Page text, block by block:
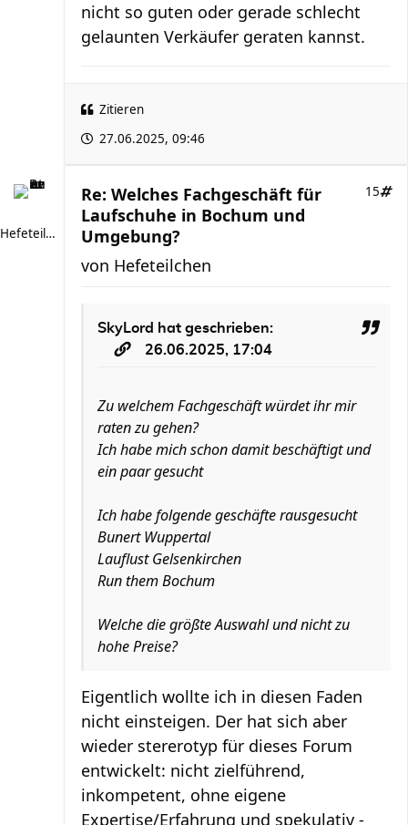
nicht so guten oder gerade schlecht
gelaunten Verkäufer geraten kannst.
Zitieren
27.06.2025, 09:46
Hefeteilchen
Re: Welches Fachgeschäft für
Laufschuhe in Bochum und
Umgebung?
15
von Hefeteilchen
SkyLord
hat geschrieben:
26.06.2025, 17:04
Zu welchem Fachgeschäft würdet ihr mir
raten zu gehen?
Ich habe mich schon damit beschäftigt und
ein paar gesucht
Ich habe folgende geschäfte rausgesucht
Bunert Wuppertal
Lauflust Gelsenkirchen
Run them Bochum
Welche die größte Auswahl und nicht zu
hohe Preise?
Eigentlich wollte ich in diesen Faden
nicht einsteigen. Der hat sich aber
wieder stererotyp für dieses Forum
entwickelt: nicht zielführend,
inkompetent, ohne eigene
Expertise/Erfahrung und spekulativ -